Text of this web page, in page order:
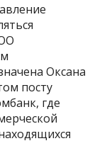
Оксана
посту
где